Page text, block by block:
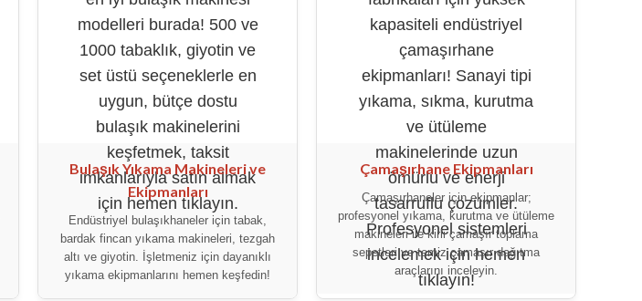
Bulaşık Yıkama Makineleri ve
Ekipmanları
Endüstriyel bulaşıkhaneler için tabak,
bardak fincan yıkama makineleri, tezgah
altı ve giyotin. İşletmeniz için dayanıklı
yıkama ekipmanlarını hemen keşfedin!
Çamaşırhane Ekipmanları
Çamaşırhaneler için ekipmanlar;
profesyonel yıkama, kurutma ve ütüleme
makineleri ile kirli çamaşır toplama
sepetleri ve temiz çamaşır dağıtma
araçlarını inceleyin.